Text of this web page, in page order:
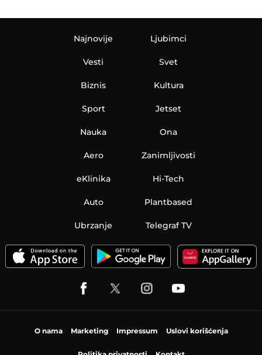
Najnovije
Vesti
Biznis
Sport
Nauka
Aero
Ljubimci
Svet
Kultura
Jetset
Ona
Zanimljivosti
eKlinika Hi-Tech
Auto Plantbased
Ubrzanje Telegraf TV
O nama Marketing Impressum Uslovi korišćenja